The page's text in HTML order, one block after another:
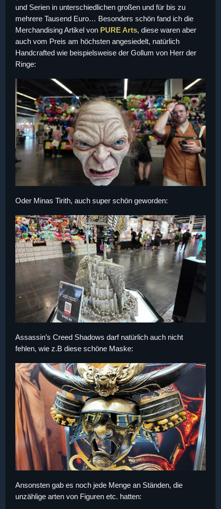
und Serien in unterschiedlichen großen und für bis zu
mehrere Tausend Euro… Besonders schön fand ich die
Merchandising Artikel von PURE Arts, diese waren aber
auch vom Preis am höchsten angesiedelt, natürlich
Handcrafted wie beispielsweise der Gollum von Herr der
Ringe:
Oder Minas Tirith, auch super schön geworden:
Assassin’s Creed Shadows darf natürlich auch nicht
fehlen, wie z.B diese schöne Maske:
Ansonsten gab es noch jede Menge an Ständen, die
unzählige arten von Figuren etc. hatten: